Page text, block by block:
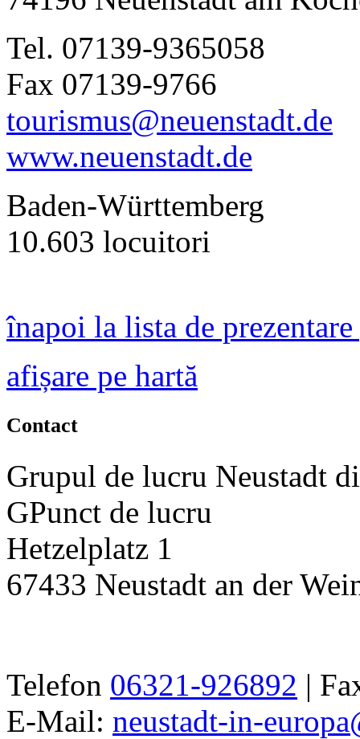
Tel. 07139-9365058
Fax 07139-9766
tourismus@neuenstadt.de
www.neuenstadt.de
Baden-Württemberg
10.603 locuitori
înapoi la lista de prezentare
afișare pe hartă
Contact
Grupul de lucru Neustadt
GPunct de lucru
Hetzelplatz 1
67433 Neustadt an der
Telefon 06321-926892 |
E-Mail: neustadt-in-